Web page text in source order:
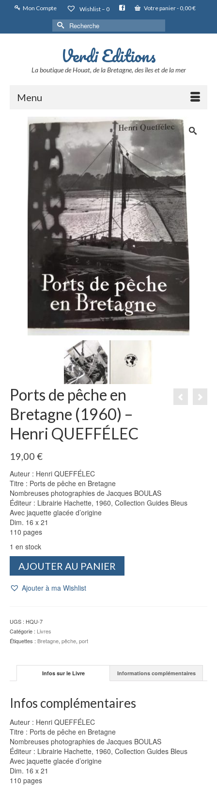
Mon Compte Wishlist – 0 Votre panier- 0,00€
Rechercher :
Verdi Editions
La boutique de Houat, de la Bretagne, des îles et de la mer
Menu
Ports de pêche en
Bretagne (1960) –
Henri QUEFFÉLEC
19,00 €
Auteur : Henri QUEFFÉLEC
Titre : Ports de pêche en Bretagne
Nombreuses photographies de Jacques BOULAS
Éditeur : Librairie Hachette, 1960, Collection Guides Bleus
Avec jaquette glacée d’origine
Dim. 16 x 21
110 pages
1 en stock
de
Bretagne
(1960)
-
AJOUTER AU PANIER
Ajouter à ma Wishlist
UGS : HQU-7
Catégorie : Livres
Étiquettes : Bretagne, pêche, port
Infos sur le Livre Informations complémentaires
Infos complémentaires
Auteur : Henri QUEFFÉLEC
Titre : Ports de pêche en Bretagne
Nombreuses photographies de Jacques BOULAS
Éditeur : Librairie Hachette, 1960, Collection Guides Bleus
Avec jaquette glacée d’origine
Dim. 16 x 21
110 pages